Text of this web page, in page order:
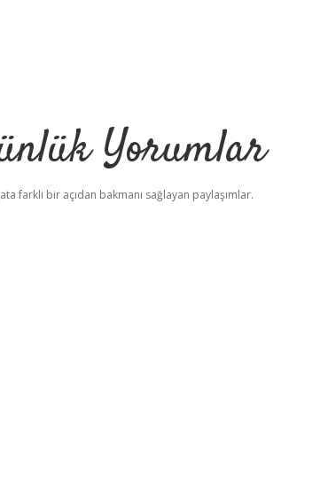
Yorumlar
farklı bir açıdan bakmanı sağlayan paylaşımlar.